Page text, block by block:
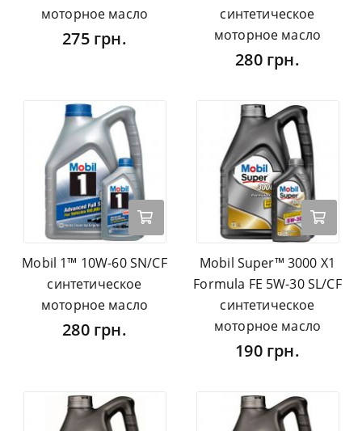
моторное масло
275 грн.
синтетическое
моторное масло
280 грн.
Mobil 1™ 10W-60 SN/CF
синтетическое
моторное масло
280 грн.
Mobil Super™ 3000 X1
Formula FE 5W-30 SL/CF
синтетическое
моторное масло
190 грн.